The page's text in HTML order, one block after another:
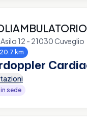
Asilo 12 - 21030 Cuveglio
20.7 km
sede